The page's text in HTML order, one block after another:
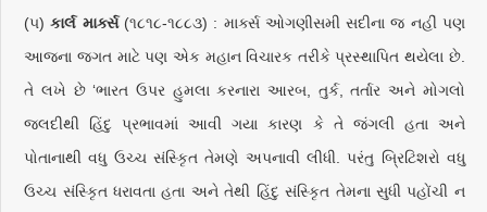
(૫)કાર્લ માર્ક્સ(૧૮૧૮-૧૮૮૩) : માર્ક્સ ઓગણીસમી સદીના જ નહીં પણ
આજના જગત માટે પણ એક મહાન વિચારક તરીકે પ્રસ્થાપિત થયેલા છે.
તે લખે છે ‘ભારત ઉપર હુમલા કરનારા આરબ, તુર્ક, તર્તાર અને મોગલો
જલદીથી હિંદુ પ્રભાવમાં આવી ગયા કારણ કે તે જંગલી હતા અને
પોતાનાથી વધુ ઉચ્ચ સંસ્કૃિત તેમણે અપનાવી લીધી. પરંતુ બ્રિટિશરો વધુ
ઉચ્ચ સંસ્કૃિત ધરાવતા હતા અને તેથી હિંદુ સંસ્કૃિત તેમના સુધી પહોંચી ન